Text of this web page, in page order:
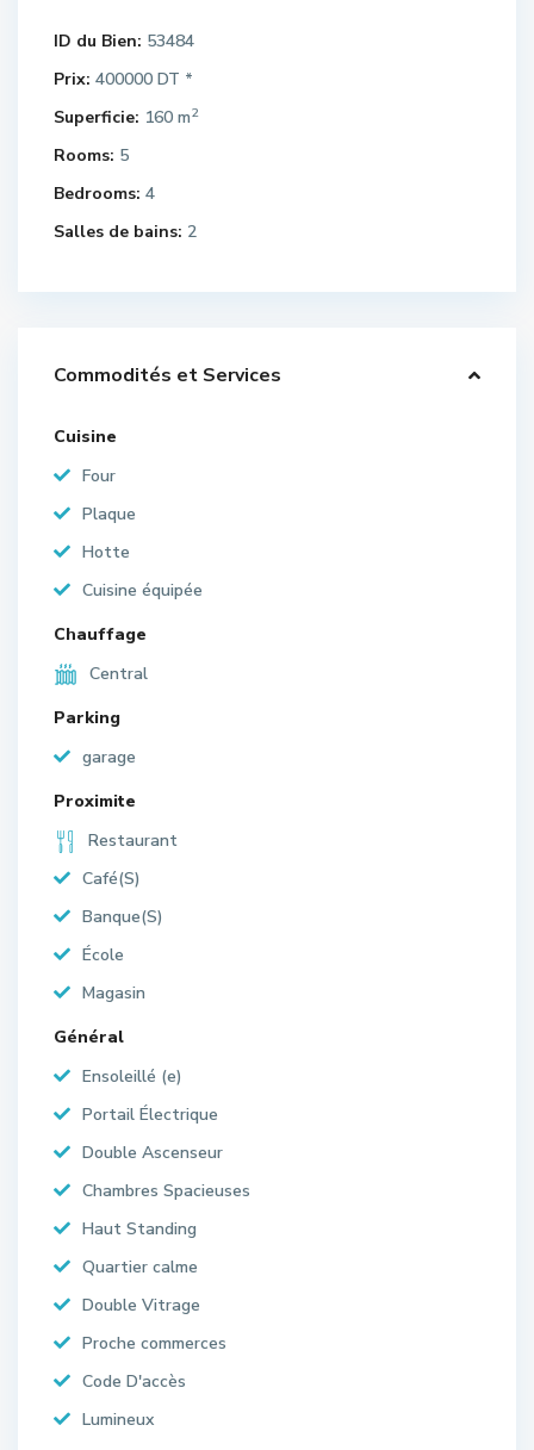
ID du Bien: 53484
Prix: 400000 DT *
Superficie: 160 m2
Rooms: 5
Bedrooms: 4
Salles de bains: 2
Commodités et Services
Cuisine
Four
Plaque
Hotte
Cuisine équipée
Chauffage
Central
Parking
garage
Proximite
Restaurant
Café(S)
Banque(S)
École
Magasin
Général
Ensoleillé (e)
Portail Électrique
Double Ascenseur
Chambres Spacieuses
Haut Standing
Quartier calme
Double Vitrage
Proche commerces
Code D'accès
Lumineux